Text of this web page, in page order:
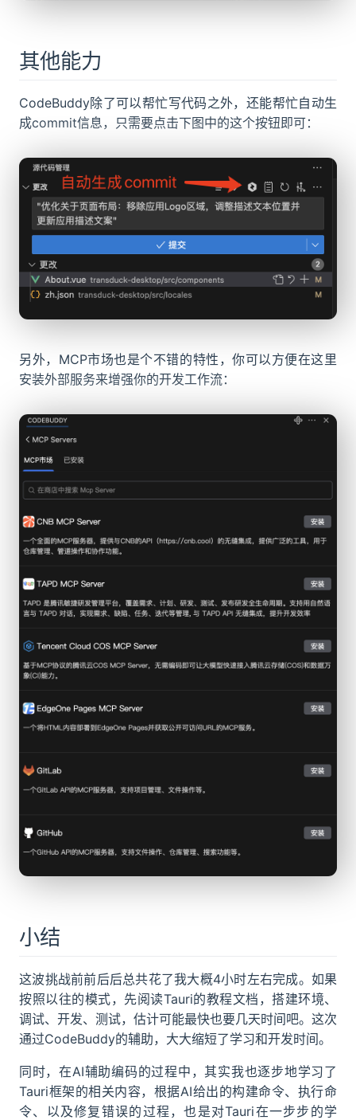
其他能力
CodeBuddy除了可以帮忙写代码之外，还能帮忙自动生
成commit信息，只需要点击下图中的这个按钮即可：
另外，MCP市场也是个不错的特性，你可以方便在这里
安装外部服务来增强你的开发工作流：
小结
这波挑战前前后后总共花了我大概4小时左右完成。如果
按照以往的模式，先阅读Tauri的教程文档，搭建环境、
调试、开发、测试，估计可能最快也要几天时间吧。这次
通过CodeBuddy的辅助，大大缩短了学习和开发时间。
同时，在AI辅助编码的过程中，其实我也逐步地学习了
Tauri框架的相关内容，根据AI给出的构建命令、执行命
令、以及修复错误的过程，也是对Tauri在一步步的学